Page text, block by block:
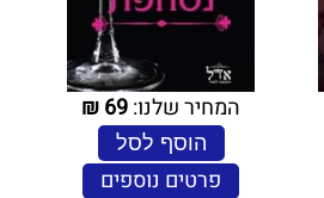
המחיר שלנו:69
₪
הוסף לסל
פרטים נוספים